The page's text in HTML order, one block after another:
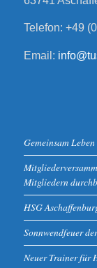
Telefon: +49
Email:
Gemeinsam
Mitgliedern
HSG
Sonnwendfeuer
Neuer Trainer für